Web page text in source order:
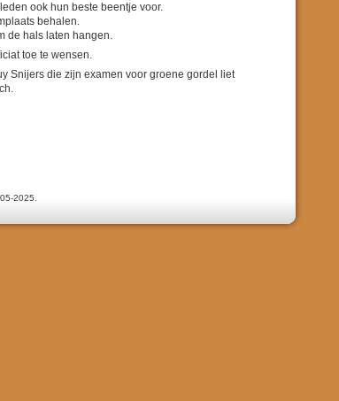
ook hun beste beentje voor.
behalen.
de hals laten hangen.
toe te wensen.
Snijers die zijn examen voor groene gordel liet
2025.